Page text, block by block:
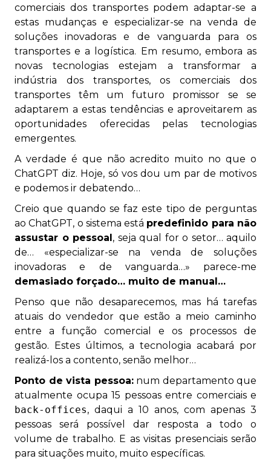
comerciais dos transportes podem adaptar-se a
estas mudanças e especializar-se na venda de
soluções inovadoras e de vanguarda para os
transportes e a logística. Em resumo, embora as
novas tecnologias estejam a transformar a
indústria dos transportes, os comerciais dos
transportes têm um futuro promissor se se
adaptarem a estas tendências e aproveitarem as
oportunidades oferecidas pelas tecnologias
emergentes.
A verdade é que não acredito muito no que o
ChatGPT diz. Hoje, só vos dou um par de motivos
e podemos ir debatendo…
Creio que quando se faz este tipo de perguntas
ao ChatGPT, o sistema está predefinido para não
assustar o pessoal, seja qual for o setor… aquilo
de… «especializar-se na venda de soluções
inovadoras e de vanguarda…» parece-me
demasiado forçado… muito de manual…
Penso que não desaparecemos, mas há tarefas
atuais do vendedor que estão a meio caminho
entre a função comercial e os processos de
gestão. Estes últimos, a tecnologia acabará por
realizá-los a contento, senão melhor…
Ponto de vista pessoa:num departamento que
atualmente ocupa 15 pessoas entre comerciais e
back-offices, daqui a 10 anos, com apenas 3
pessoas será possível dar resposta a todo o
volume de trabalho. E as visitas presenciais serão
para situações muito, muito específicas.